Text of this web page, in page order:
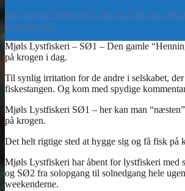
Erik Egvad Petersen19. maj 202020. maj 2020
kommentarer